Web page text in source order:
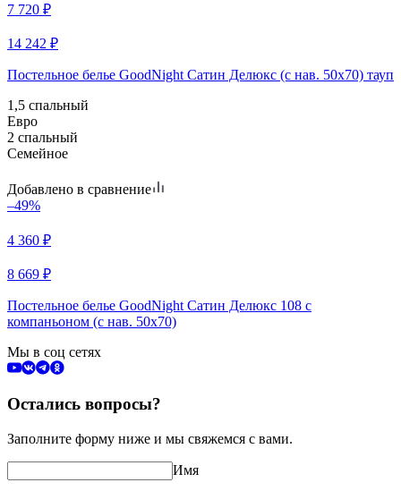
7 720 ₽
14 242 ₽
Постельное белье GoodNight Сатин Делюкс (с нав. 50х70) тауп
1,5 спальный
Евро
2 спальный
Семейное
Добавлено в сравнение
–49%
4 360 ₽
8 669 ₽
Постельное белье GoodNight Сатин Делюкс 108 с
компаньоном (с нав. 50х70)
Мы в соц сетях
Остались вопросы?
Заполните форму ниже и мы свяжемся с вами.
Имя